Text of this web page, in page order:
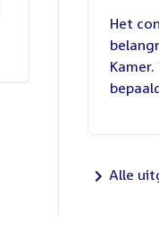
juli
2026
Het
Alle